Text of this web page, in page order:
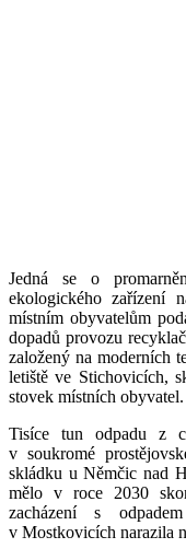
Jedná se o
ekologického zařízení
místním obyvatelům
dopadů provozu
založený na moderních
letiště ve Stichovicích,
stovek místních obyvatel.
Tisíce tun odpadu z
v soukromé
skládku u Němčic nad
mělo v roce 2030
zacházení s
v Mostkovicích narazila